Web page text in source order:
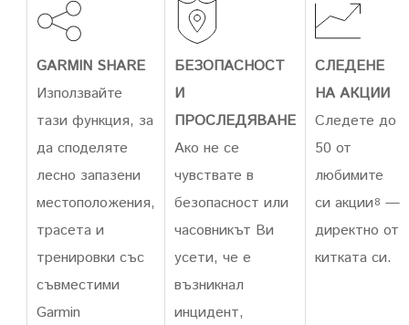
GARMIN SHARE
Използвайте
тази функция, за
да споделяте
лесно запазени
местоположения,
трасета и
тренировки със
съвместими
Garmin
БЕЗОПАСНОСТ
И
ПРОСЛЕДЯВАНЕ
Ако не се
чувствате в
безопасност или
часовникът Ви
усети, че е
възникнал
инцидент,
СЛЕДЕНЕ
НА АКЦИИ
Следете до
50 от
любимите
си акции8 —
директно от
китката си.